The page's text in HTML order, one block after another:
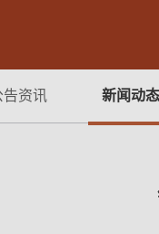
告资讯 新闻动态